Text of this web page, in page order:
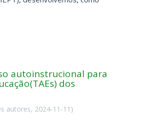
autoinstrucional para
dos
autores, 2024-11-11 )